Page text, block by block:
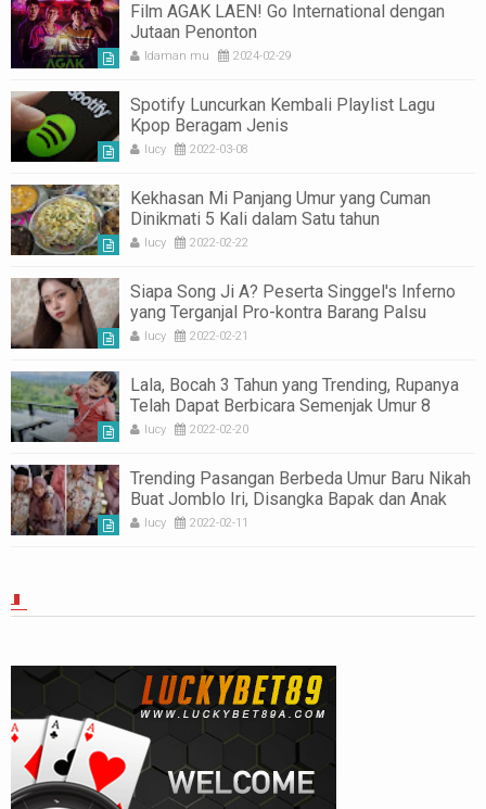
Film AGAK LAEN! Go International dengan
Jutaan Penonton
Idaman mu 2024-02-29
Spotify Luncurkan Kembali Playlist Lagu
Kpop Beragam Jenis
lucy 2022-03-08
Kekhasan Mi Panjang Umur yang Cuman
Dinikmati 5 Kali dalam Satu tahun
lucy 2022-02-22
Siapa Song Ji A? Peserta Singgel's Inferno
yang Terganjal Pro-kontra Barang Palsu
lucy 2022-02-21
Lala, Bocah 3 Tahun yang Trending, Rupanya
Telah Dapat Berbicara Semenjak Umur 8
Bulan
lucy 2022-02-20
Trending Pasangan Berbeda Umur Baru Nikah
Buat Jomblo Iri, Disangka Bapak dan Anak
lucy 2022-02-11